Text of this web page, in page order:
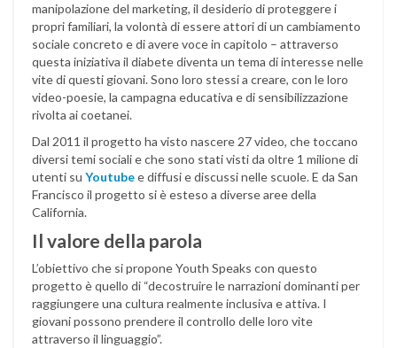
manipolazione del marketing, il desiderio di proteggere i
propri familiari, la volontà di essere attori di un cambiamento
sociale concreto e di avere voce in capitolo – attraverso
questa iniziativa il diabete diventa un tema di interesse nelle
vite di questi giovani. Sono loro stessi a creare, con le loro
video-poesie, la campagna educativa e di sensibilizzazione
rivolta ai coetanei.
Dal 2011 il progetto ha visto nascere 27 video, che toccano
diversi temi sociali e che sono stati visti da oltre 1 milione di
utenti su Youtubee diffusi e discussi nelle scuole. E da San
Francisco il progetto si è esteso a diverse aree della
California.
Il valore della parola
L’obiettivo che si propone Youth Speaks con questo
progetto è quello di “decostruire le narrazioni dominanti per
raggiungere una cultura realmente inclusiva e attiva. I
giovani possono prendere il controllo delle loro vite
attraverso il linguaggio”.